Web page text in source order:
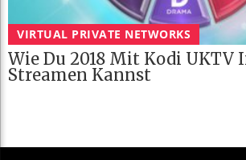
VIRTUAL PRIVATE NETWORKS
Wie Du 2018 Mit Kodi UKTV
Streamen Kannst